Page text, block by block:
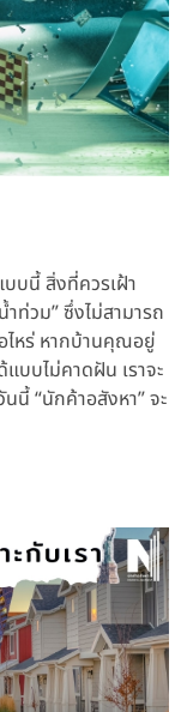
บนี้ สิ่งที่ควรเฝ้า
ท่วม” ซึ่งไม่สามารถ
ไหร่ หากบ้านคุณอยู่
บบไม่คาดฝัน เราจะ
นี้ “นักค้าอสังหา” จะ